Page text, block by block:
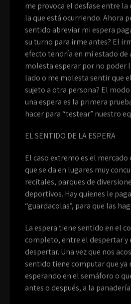
me provoca el desfase entre
la que está ocurriendo. Ahora
sentido abreviar mi espera
su turno para irme antes? El
efecto tendría en mi estado de
molesta esperar por no poder
lado o me molesta sentir que
sujeto a otra persona? El
una espera es la primera
hacer para “testear” nuestro
EL SENTIDO DE LA ESPERA
El caso extremo es el mercado
que se da en lugares muy
recitales, parques de
deportivos. Hay quienes le
“guardacolas”, para que las
La espera tiene sentido en el
completo, entre el despertar y
despertar. Una vez que nos
sentido tiene computar que ya
esperando en el semáforo o
antes o después, a la